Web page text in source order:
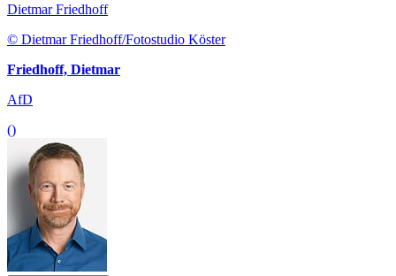
Dietmar Friedhoff
© Dietmar Friedhoff/Fotostudio Köster
Friedhoff, Dietmar
AfD
()